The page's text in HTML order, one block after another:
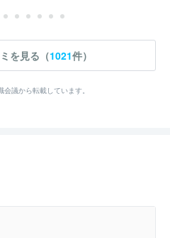
を見る（1021件）
議から転載しています。